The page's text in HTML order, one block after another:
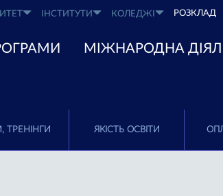
ІНСТИТУТИ КОЛЕДЖІ РОЗКЛАД
МІЖНАРОДНА
ТРЕНІНГИ ЯКІСТЬ ОСВІТИ